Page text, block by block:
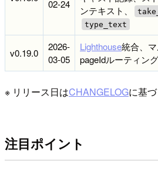
02-24
ンテキスト、
type_text
v0.19.0
2026-
03-05
Lighthouse統合、
pageIdルーティング
※ リリース日はCHANGELOGに基
注目ポイント